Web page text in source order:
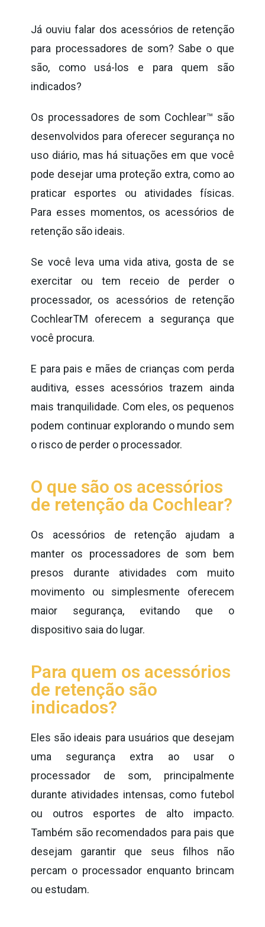
Já ouviu falar dos acessórios de retenção
para processadores de som? Sabe o que
são, como usá-los e para quem são
indicados?
Os processadores de som Cochlear™ são
desenvolvidos para oferecer segurança no
uso diário, mas há situações em que você
pode desejar uma proteção extra, como ao
praticar esportes ou atividades físicas.
Para esses momentos, os acessórios de
retenção são ideais.
Se você leva uma vida ativa, gosta de se
exercitar ou tem receio de perder o
processador, os acessórios de retenção
CochlearTM oferecem a segurança que
você procura.
E para pais e mães de crianças com perda
auditiva, esses acessórios trazem ainda
mais tranquilidade. Com eles, os pequenos
podem continuar explorando o mundo sem
o risco de perder o processador.
O que são os acessórios
de retenção da Cochlear?
Os acessórios de retenção ajudam a
manter os processadores de som bem
presos durante atividades com muito
movimento ou simplesmente oferecem
maior segurança, evitando que o
dispositivo saia do lugar.
Para quem os acessórios
de retenção são
indicados?
Eles são ideais para usuários que desejam
uma segurança extra ao usar o
processador de som, principalmente
durante atividades intensas, como futebol
ou outros esportes de alto impacto.
Também são recomendados para pais que
desejam garantir que seus filhos não
percam o processador enquanto brincam
ou estudam.